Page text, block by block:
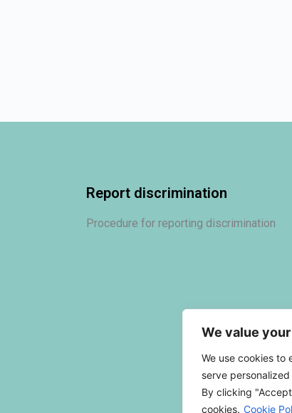
We value
We use cookies to
serve
By clicking
cookies. Cookie
Report discrimination
Procedure for reporting discrimination